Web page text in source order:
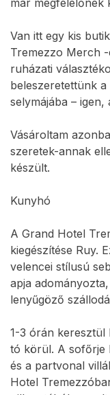
már megfelelőnek
Van itt egy kis
Tremezzo Merch
ruházati
beleszeretettünk
selymájába –
Vásároltam
szeretek-annak
készült.
Kunyhó
A Grand Hotel
kiegészítése Ruy.
velencei stílusú
apja
lenyűgöző
1-3 órán keresztül
tó körül. A sofőrje
és a partvonal
Hotel